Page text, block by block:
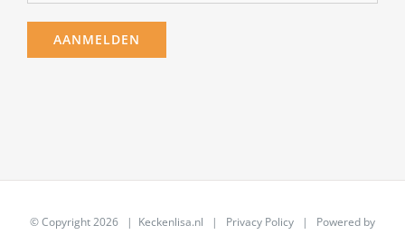
© Copyright2026 | Keckenlisa.nl | Privacy Policy | Powered by